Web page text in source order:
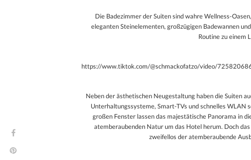
Die Badezimmer der Suiten sind wahre Wellness-
eleganten Steinelementen, großzügigen Badewannen
Routine zu einem
https://www.tiktok.com/@schmackofatzo/video/
Neben der ästhetischen Neugestaltung haben die Suiten
Unterhaltungssysteme, Smart-TVs und schnelles
großen Fenster lassen das majestätische Panorama in
atemberaubenden Natur um das Hotel herum. Doch
zweifellos der atemberaubende